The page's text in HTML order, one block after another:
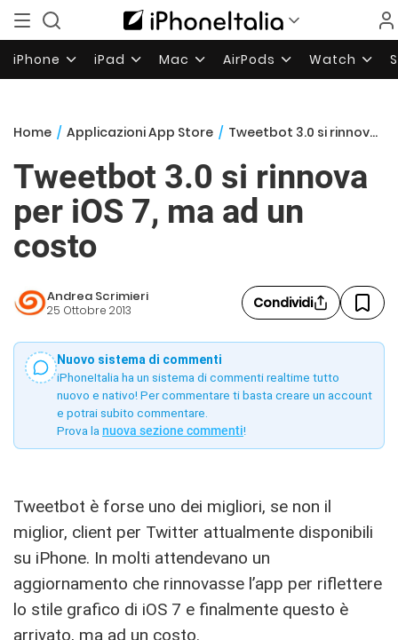
iPhone iPad Mac AirPods Watch
Home / Applicazioni App Store / Tweetbot 3.0 si rinnova per iOS 7, ma ad un costo
Tweetbot 3.0 si rinnova
per iOS 7, ma ad un
costo
Andrea Scrimieri
25 Ottobre 2013 Condividi
Nuovo sistema di commenti
iPhoneItalia ha un sistema di commenti realtime tutto
nuovo e nativo! Per commentare ti basta creare un account
e potrai subito commentare.
Prova la nuova sezione commenti!
Tweetbot è forse uno dei migliori, se non il
miglior, client per Twitter attualmente disponibili
su iPhone. In molti attendevano un
aggiornamento che rinnovasse l’app per riflettere
lo stile grafico di iOS 7 e finalmente questo è
arrivato, ma ad un costo.